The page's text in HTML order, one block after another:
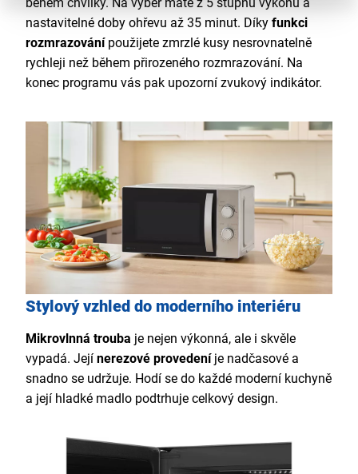
nastavitelné doby ohřevu až 35 minut. Díky funkci
rozmrazovánípoužijete zmrzlé kusy nesrovnatelně
rychleji než během přirozeného rozmrazování. Na
konec programu vás pak upozorní zvukový indikátor.
Stylový vzhled do moderního interiéru
Mikrovlnná trouba je nejen výkonná, ale i skvěle
vypadá. Její nerezové provedeníje nadčasové a
snadno se udržuje. Hodí se do každé moderní kuchyně
a její hladké madlo podtrhuje celkový design.